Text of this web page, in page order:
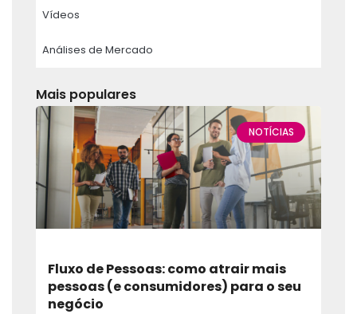
Vídeos
Análises de Mercado
Mais populares
NOTÍCIAS
Fluxo de Pessoas: como atrair mais
pessoas (e consumidores) para o seu
negócio